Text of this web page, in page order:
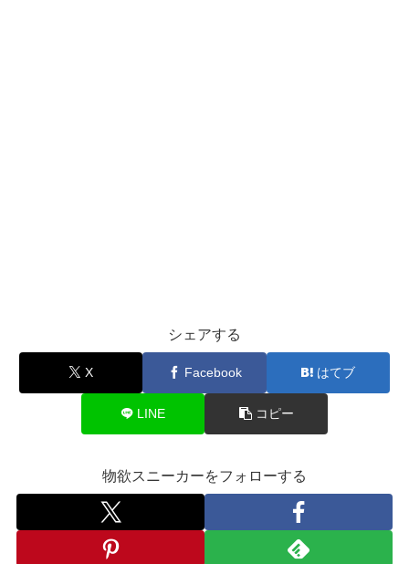
シェアする
X Facebook はてブ
LINE コピー
物欲スニーカーをフォローする